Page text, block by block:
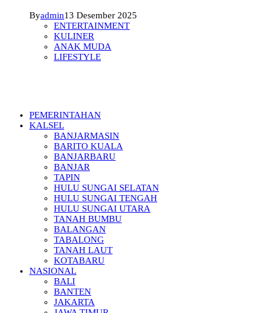
Byadmin13 Desember 2025
ENTERTAINMENT
KULINER
ANAK MUDA
LIFESTYLE
PEMERINTAHAN
KALSEL
BANJARMASIN
BARITO KUALA
BANJARBARU
BANJAR
TAPIN
HULU SUNGAI SELATAN
HULU SUNGAI TENGAH
HULU SUNGAI UTARA
TANAH BUMBU
BALANGAN
TABALONG
TANAH LAUT
KOTABARU
NASIONAL
BALI
BANTEN
JAKARTA